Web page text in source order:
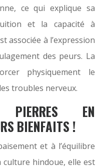
ce qui explique sa
et la capacité à
associée à l’expression
des peurs. La
physiquement le
troubles nerveux.
PIERRES EN
BIENFAITS !
et à l’équilibre
culture hindoue, elle est